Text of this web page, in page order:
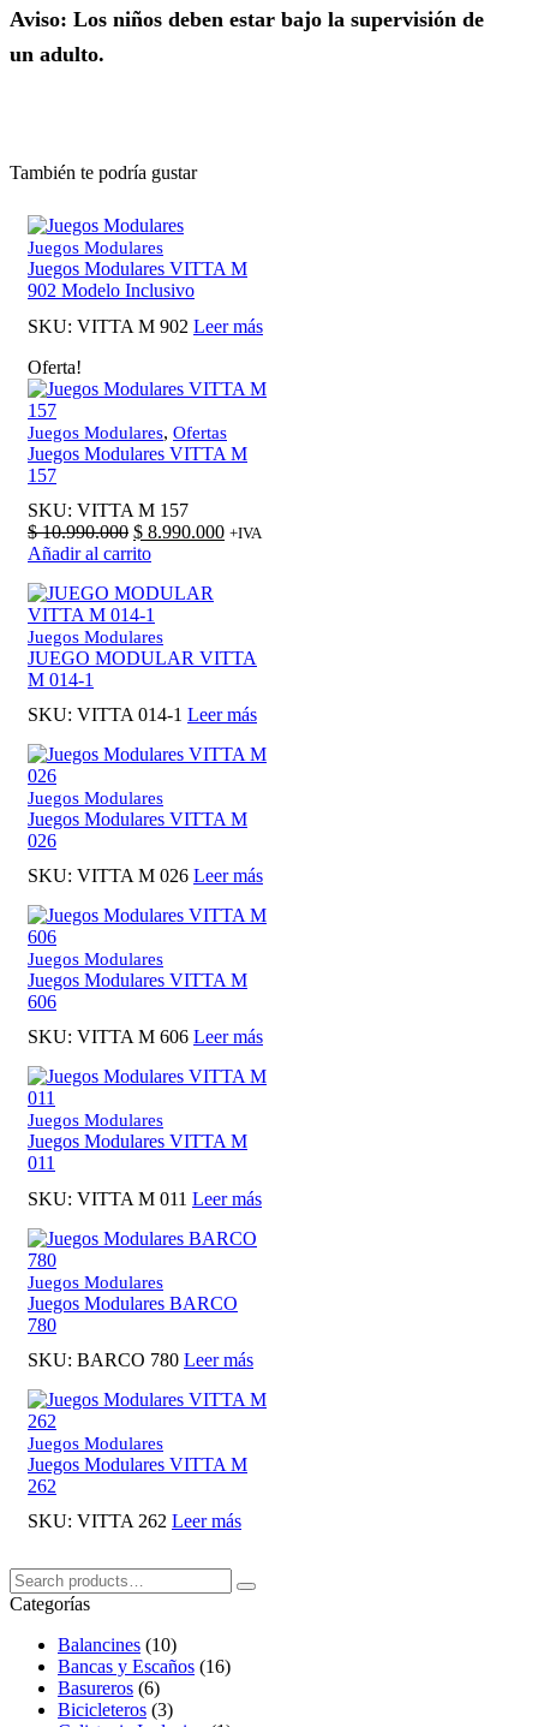
Aviso: Los niños deben estar bajo la supervisión de
un adulto.
También te podría gustar
Juegos Modulares
Juegos Modulares VITTA M
902 Modelo Inclusivo
SKU: VITTA M 902 Leer más
Oferta!
Juegos Modulares, Ofertas
Juegos Modulares VITTA M
157
SKU: VITTA M 157
$10.990.000 El
precio
era:
$ 10.990.000.
$ 8.990.000El+IVA
Añadir al carrito
Juegos Modulares
JUEGO MODULAR VITTA
M 014-1
SKU: VITTA 014-1 Leer más
Juegos Modulares
Juegos Modulares VITTA M
026
SKU: VITTA M 026 Leer más
Juegos Modulares
Juegos Modulares VITTA M
606
SKU: VITTA M 606 Leer más
Juegos Modulares
Juegos Modulares VITTA M
011
SKU: VITTA M 011 Leer más
Juegos Modulares
Juegos Modulares BARCO
780
SKU: BARCO 780 Leer más
Juegos Modulares
Juegos Modulares VITTA M
262
SKU: VITTA 262 Leer más
Buscar:
Search
Categorías
Balancines (10)
Bancas y Escaños (16)
Basureros (6)
Bicicleteros (3)